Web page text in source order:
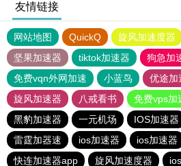
友情链接
网站地图 QuickQ 旋风加速度器
坚果加速器
tiktok加速器
狗急加
免费vqn外网加速
小蓝鸟 优途加
旋风加速器
八戒看书
免费vps加
黑豹加速器
一元机场 IOS加速器
雷霆加器速
ios加速器 ios加速器
快连加速器app
旋风加速度器